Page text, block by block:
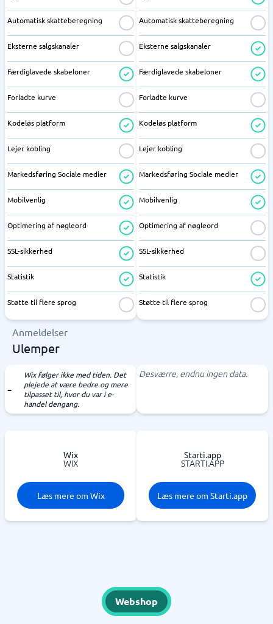
Automatisk skatteberegning
Eksterne salgskanaler
Færdiglavede skabeloner
Forladte kurve
Kodeløs platform
Lejer kobling
Markedsføring Sociale medier
Mobilvenlig
Optimering af nøgleord
SSL-sikkerhed
Statistik
Støtte til flere sprog
Automatisk skatteberegning
Eksterne salgskanaler
Færdiglavede skabeloner
Forladte kurve
Kodeløs platform
Lejer kobling
Markedsføring Sociale medier
Mobilvenlig
Optimering af nøgleord
SSL-sikkerhed
Statistik
Støtte til flere sprog
Anmeldelser
Ulemper
Wix følger ikke med tiden. Det
plejede at være bedre og mere
tilpasset til, hvor du var i e-
handel dengang.
Desværre, endnu ingen data.
Wix
WIX
Læs mere om Wix
Starti.app
STARTI.APP
Læs mere om Starti.app
Webshop